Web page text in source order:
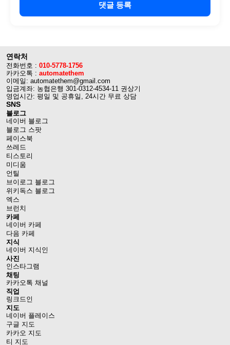
댓글 등록
연락처
전화번호 : 010-5778-1756
카카오톡 : automatethem
이메일: automatethem@gmail.com
입금계좌: 농협은행 301-0312-4534-11 권상기
영업시간: 평일 및 공휴일, 24시간 무료 상담
SNS
블로그
네이버 블로그
블로그 스팟
페이스북
쓰레드
티스토리
미디움
언틸
브이로그 블로그
위키독스 블로그
엑스
브런치
카페
네이버 카페
다음 카페
지식
네이버 지식인
사진
인스타그램
채팅
카카오톡 채널
직업
링크드인
지도
네이버 플레이스
구글 지도
카카오 지도
티 지도